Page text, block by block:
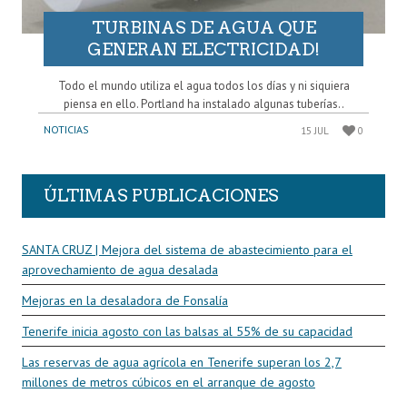
TURBINAS DE AGUA QUE
GENERAN ELECTRICIDAD!
Todo el mundo utiliza el agua todos los días y ni siquiera
piensa en ello. Portland ha instalado algunas tuberías..
NOTICIAS 15 JUL 0
ÚLTIMAS PUBLICACIONES
SANTA CRUZ | Mejora del sistema de abastecimiento para el
aprovechamiento de agua desalada
Mejoras en la desaladora de Fonsalía
Tenerife inicia agosto con las balsas al 55% de su capacidad
Las reservas de agua agrícola en Tenerife superan los 2,7
millones de metros cúbicos en el arranque de agosto